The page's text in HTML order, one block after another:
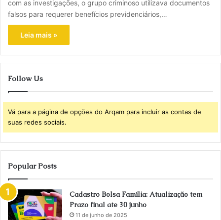
com as investigações, o grupo criminoso utilizava documentos
falsos para requerer benefícios previdenciários,…
Leia mais »
Follow Us
Vá para a página de opções do Arqam para incluir as contas de
suas redes sociais.
Popular Posts
Cadastro Bolsa Família: Atualização tem
Prazo final ate 30 junho
11 de junho de 2025